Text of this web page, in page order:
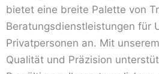
bietet eine breite Palette von
Beratungsdienstleistungen für
Privatpersonen an. Mit
Qualität und Präzision